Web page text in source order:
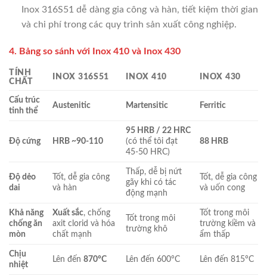
Inox 316S51 dễ dàng gia công và hàn, tiết kiệm thời gian
và chi phí trong các quy trình sản xuất công nghiệp.
4. Bảng so sánh với Inox 410 và Inox 430
TÍNH
CHẤT
INOX 316S51 INOX 410 INOX 430
Cấu trúc
tinh thể
Austenitic Martensitic Ferritic
Độ cứng HRB ~90-110
95 HRB / 22 HRC
(có thể tôi đạt
45-50 HRC)
88 HRB
Độ dẻo
dai
Tốt, dễ gia công
và hàn
Thấp, dễ bị nứt
gãy khi có tác
động mạnh
Tốt, dễ gia công
và uốn cong
Khả năng
chống ăn
mòn
Xuất sắc, chống
axit clorid và hóa
chất mạnh
Tốt trong môi
trường khô
Tốt trong môi
trường kiềm và
ẩm thấp
Chịu
nhiệt
Lên đến870°C Lên đến 600°C Lên đến 815°C